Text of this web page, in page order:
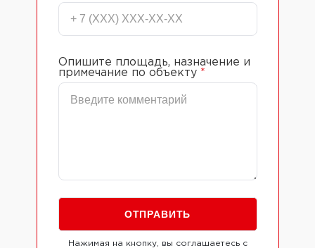
Опишите площадь, назначение и
примечание по объекту *
Нажимая на кнопку, вы соглашаетесь с